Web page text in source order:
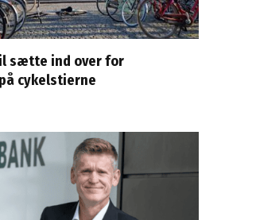
sætte ind over for
cykelstierne